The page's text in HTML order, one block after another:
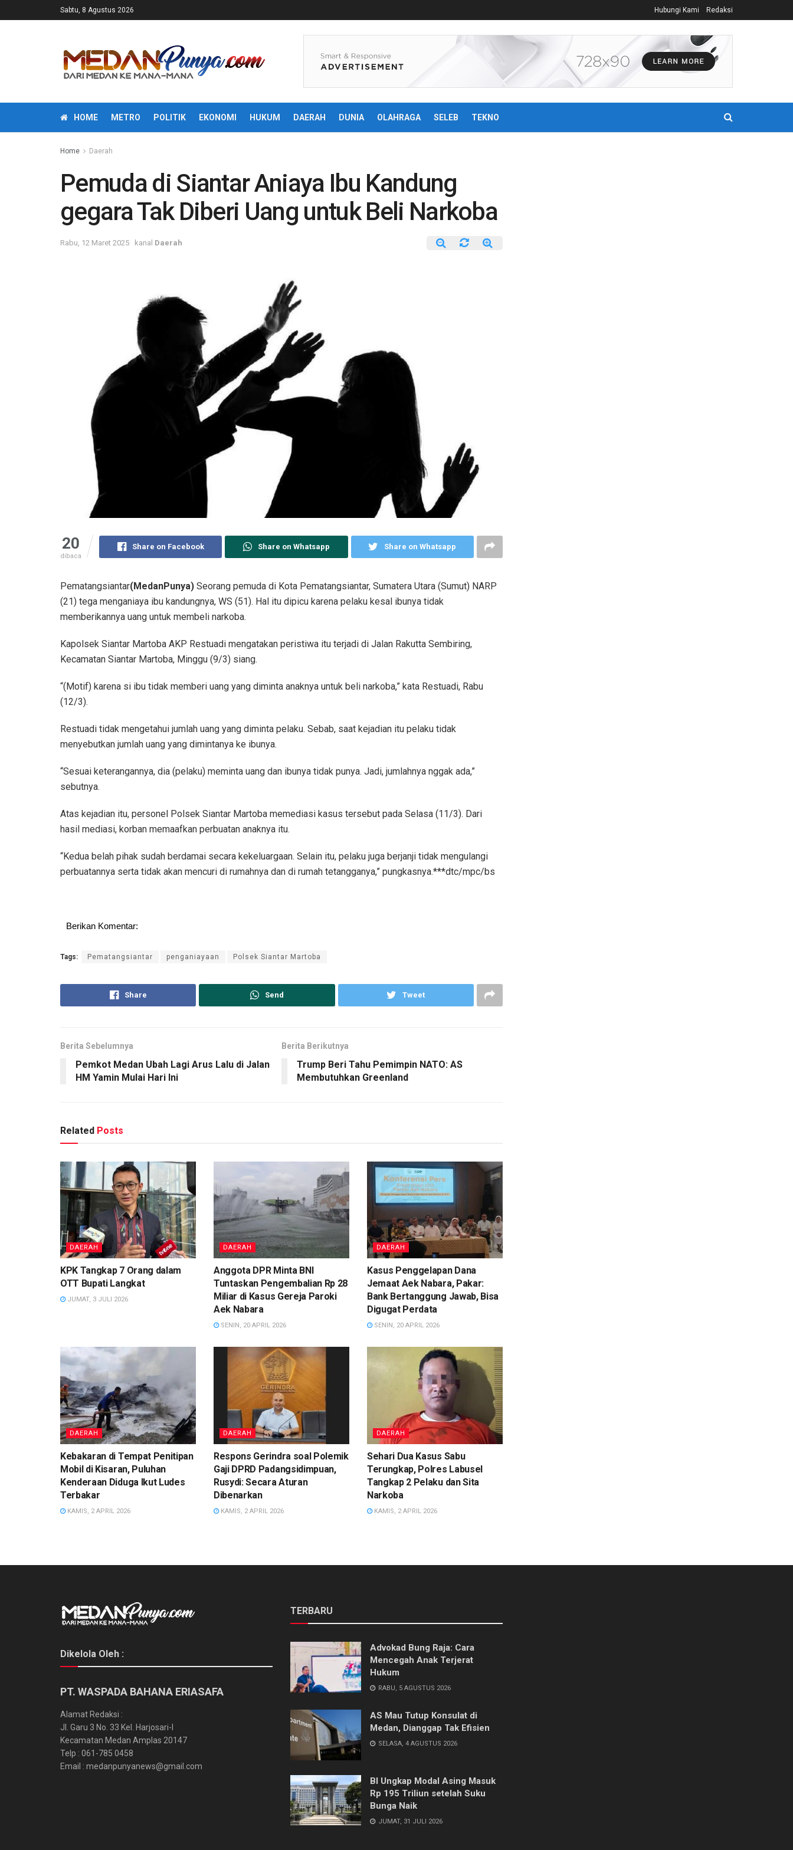
Sabtu, 8 Agustus 2026 Hubungi Kami Redaksi
HOME METRO POLITIK EKONOMI HUKUM DAERAH DUNIA OLAHRAGA SELEB TEKNO
Home Daerah
Pemuda di Siantar Aniaya Ibu Kandung
gegara Tak Diberi Uang untuk Beli Narkoba
Rabu, 12 Maret 2025 kanal Daerah
20
dibaca
Share on Facebook Share on Whatsapp Share on Whatsapp
Pematangsiantar(MedanPunya) Seorang pemuda di Kota Pematangsiantar, Sumatera Utara (Sumut) NARP
(21) tega menganiaya ibu kandungnya, WS (51). Hal itu dipicu karena pelaku kesal ibunya tidak
memberikannya uang untuk membeli narkoba.
Kapolsek Siantar Martoba AKP Restuadi mengatakan peristiwa itu terjadi di Jalan Rakutta Sembiring,
Kecamatan Siantar Martoba, Minggu (9/3) siang.
“(Motif) karena si ibu tidak memberi uang yang diminta anaknya untuk beli narkoba,” kata Restuadi, Rabu
(12/3).
Restuadi tidak mengetahui jumlah uang yang diminta pelaku. Sebab, saat kejadian itu pelaku tidak
menyebutkan jumlah uang yang dimintanya ke ibunya.
“Sesuai keterangannya, dia (pelaku) meminta uang dan ibunya tidak punya. Jadi, jumlahnya nggak ada,”
sebutnya.
Atas kejadian itu, personel Polsek Siantar Martoba memediasi kasus tersebut pada Selasa (11/3). Dari
hasil mediasi, korban memaafkan perbuatan anaknya itu.
“Kedua belah pihak sudah berdamai secara kekeluargaan. Selain itu, pelaku juga berjanji tidak mengulangi
perbuatannya serta tidak akan mencuri di rumahnya dan di rumah tetangganya,” pungkasnya.***dtc/mpc/bs
Berikan Komentar:
Tags: Pematangsiantar penganiayaan Polsek Siantar Martoba
Share Send Tweet
Berita Sebelumnya
Pemkot Medan Ubah Lagi Arus Lalu di Jalan
HM Yamin Mulai Hari Ini
Berita Berikutnya
Trump Beri Tahu Pemimpin NATO: AS
Membutuhkan Greenland
Related Posts
DAERAH
KPK Tangkap 7 Orang dalam
OTT Bupati Langkat
JUMAT, 3 JULI 2026
DAERAH
Anggota DPR Minta BNI
Tuntaskan Pengembalian Rp 28
Miliar di Kasus Gereja Paroki
Aek Nabara
SENIN, 20 APRIL 2026
DAERAH
Kasus Penggelapan Dana
Jemaat Aek Nabara, Pakar:
Bank Bertanggung Jawab, Bisa
Digugat Perdata
SENIN, 20 APRIL 2026
DAERAH
Kebakaran di Tempat Penitipan
Mobil di Kisaran, Puluhan
Kenderaan Diduga Ikut Ludes
Terbakar
KAMIS, 2 APRIL 2026
DAERAH
Respons Gerindra soal Polemik
Gaji DPRD Padangsidimpuan,
Rusydi: Secara Aturan
Dibenarkan
KAMIS, 2 APRIL 2026
DAERAH
Sehari Dua Kasus Sabu
Terungkap, Polres Labusel
Tangkap 2 Pelaku dan Sita
Narkoba
KAMIS, 2 APRIL 2026
Dikelola Oleh :
PT. WASPADA BAHANA ERIASAFA
Alamat Redaksi :
Jl. Garu 3 No. 33 Kel. Harjosari-I
Kecamatan Medan Amplas 20147
Telp : 061-785 0458
Email : medanpunyanews@gmail.com
TERBARU
Advokad Bung Raja: Cara
Mencegah Anak Terjerat
Hukum
RABU, 5 AGUSTUS 2026
AS Mau Tutup Konsulat di
Medan, Dianggap Tak Efisien
SELASA, 4 AGUSTUS 2026
BI Ungkap Modal Asing Masuk
Rp 195 Triliun setelah Suku
Bunga Naik
JUMAT, 31 JULI 2026